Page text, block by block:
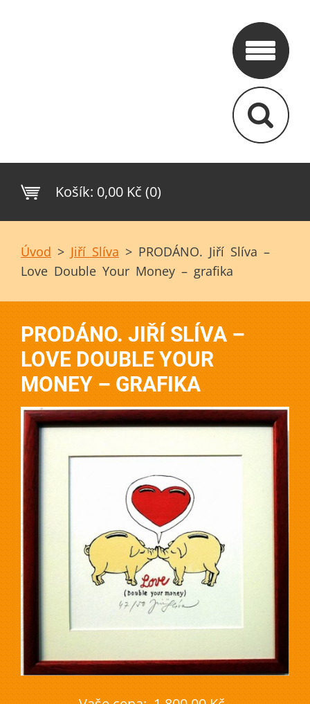
Košík: 0,00 Kč (0)
Úvod > Jiří Slíva > PRODÁNO. Jiří Slíva –
Love Double Your Money – grafika
PRODÁNO. JIŘÍ SLÍVA –
LOVE DOUBLE YOUR
MONEY – GRAFIKA